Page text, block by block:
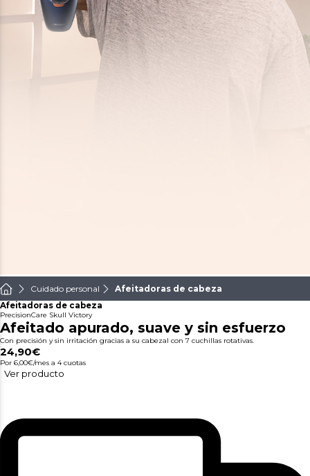
Cuidado personal Afeitadoras de cabeza
Afeitadoras de cabeza
PrecisionCare Skull Victory
Afeitado apurado, suave y sin esfuerzo
Con precisión y sin irritación gracias a su cabezal con 7 cuchillas rotativas.
24,90€
Por 6,00€/mes a 4 cuotas
Ver producto